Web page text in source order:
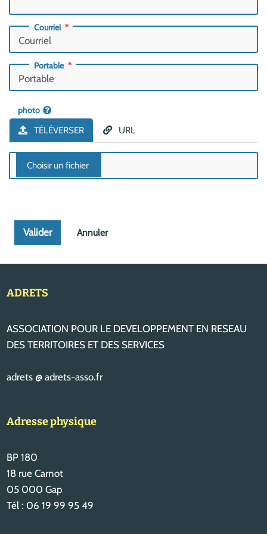
Courriel
Portable
photo
TÉLÉVERSER URL
Valider Annuler
ADRETS
ASSOCIATION POUR LE DEVELOPPEMENT EN RESEAU
DES TERRITOIRES ET DES SERVICES
adrets @ adrets-asso.fr
Adresse physique
BP 180
18 rue Carnot
05 000 Gap
Tél : 06 19 99 95 49